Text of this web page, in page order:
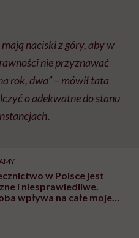
naciski z góry, aby w
nie przyznawać
rok, dwa” – mówił tata
o adekwatne do stanu
w Polsce jest
i niesprawiedliwe.
wpływa na całe moje